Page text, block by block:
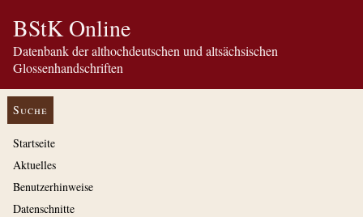
BStK Online
Datenbank der althochdeutschen und altsächsischen
Glossenhandschriften
Suche
Startseite
Aktuelles
Benutzerhinweise
Datenschnitte